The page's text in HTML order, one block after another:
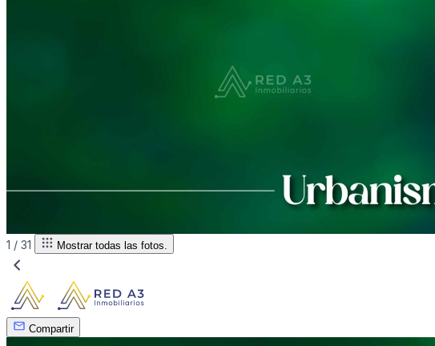
1 / 31 Mostrar todas las fotos.
Compartir